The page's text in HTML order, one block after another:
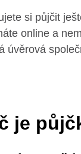
si půjčit
online a
úvěrová
je